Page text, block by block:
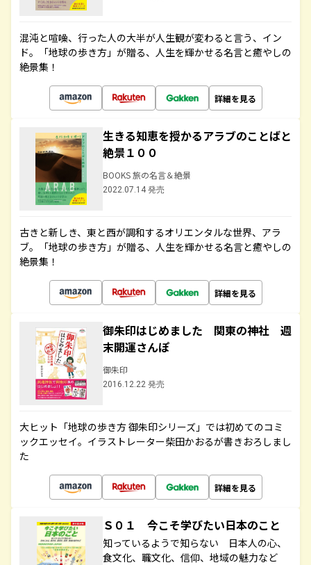
混沌と喧噪、行った人の大半が人生観が変わると言う、イン
ド。「地球の歩き方」が贈る、人生を輝かせる名言と癒やしの
絶景集！
詳細を見る
生きる知恵を授かるアラブのことばと
絶景１００
BOOKS 旅の名言＆絶景
2022.07.14 発売
古きと新しき、東と西が調和するオリエンタルな世界、アラ
ブ。「地球の歩き方」が贈る、人生を輝かせる名言と癒やしの
絶景集！
詳細を見る
御朱印はじめました 関東の神社 週
末開運さんぽ
御朱印
2016.12.22 発売
大ヒット「地球の歩き方 御朱印シリーズ」では初めてのコミ
ックエッセイ。イラストレーター柴田かおるが書きおろしまし
た
詳細を見る
Ｓ０１ 今こそ学びたい日本のこと
知っているようで知らない 日本人の心、
食文化、職文化、信仰、地域の魅力など